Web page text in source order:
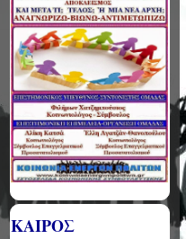
ΚΑΙΡΟΣ